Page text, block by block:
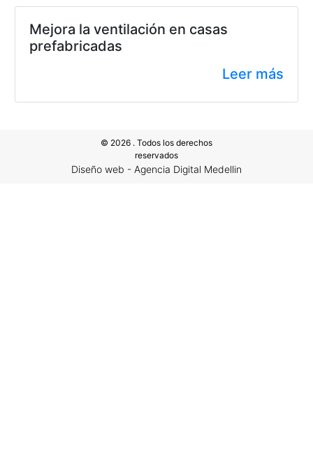
Mejora la ventilación en casas
prefabricadas
Leer más
© 2026 . Todos los derechos
reservados
Diseño web - Agencia Digital Medellin